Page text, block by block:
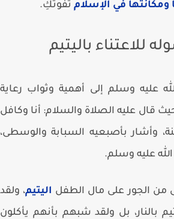
في الإسلامتفوتكِ.
للاعتناء باليتيم
وسلم إلى أهمية وثواب رعاية
قال عليه الصلاة والسلام: أنا وكافل
وأشار بأصبعيه السبابة والوسطى،
عليه وسلم.
من الجور على مال الطفلاليتيم، ولقد
بالنار، بل ولقد شبهم بأنهم يأكلون